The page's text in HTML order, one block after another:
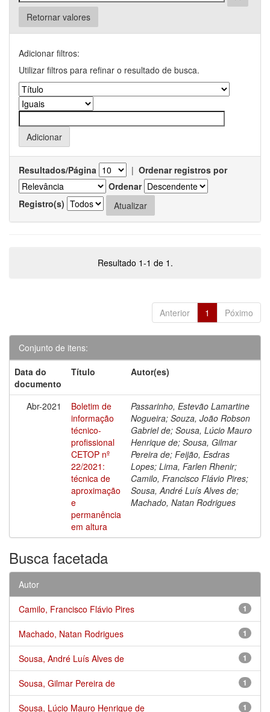
Retornar valores
Adicionar filtros:
Utilizar filtros para refinar o resultado de busca.
Resultados/Página | Ordenar registros por
Ordenar
Registro(s)
Resultado 1-1 de 1.
Anterior 1 Póximo
Conjunto de itens:
Data do
documento
Título Autor(es)
Abr-2021
Boletim de
informação
técnico-
profissional
CETOP nº
22/2021:
técnica de
aproximação
e
permanência
em altura
Passarinho, Estevão Lamartine
Nogueira; Souza, João Robson
Gabriel de; Sousa, Lúcio Mauro
Henrique de; Sousa, Gilmar
Pereira de; Feijão, Esdras
Lopes; Lima, Farlen Rhenir;
Camilo, Francisco Flávio Pires;
Sousa, André Luís Alves de;
Machado, Natan Rodrigues
Busca facetada
Autor
1
Camilo, Francisco Flávio Pires
1
Machado, Natan Rodrigues
1
Sousa, André Luís Alves de
1
Sousa, Gilmar Pereira de
1
Sousa, Lúcio Mauro Henrique de